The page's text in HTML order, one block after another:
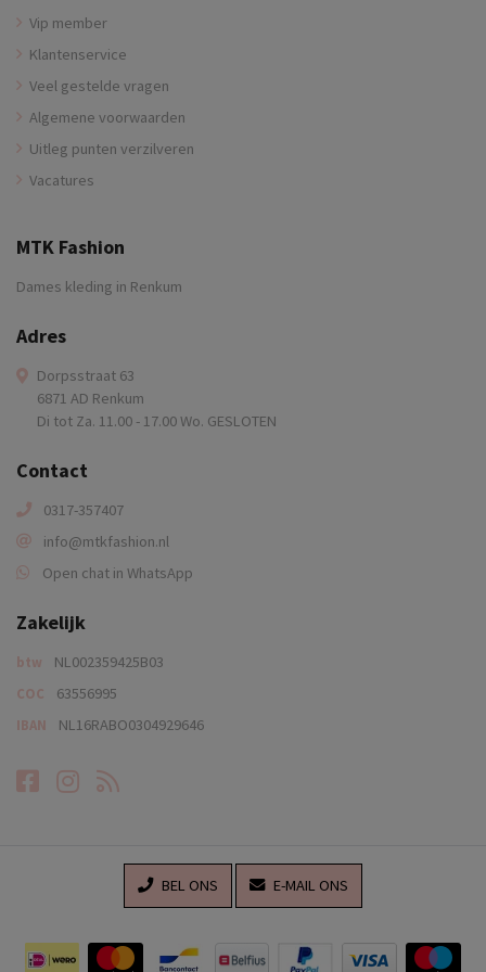
Vip member
Klantenservice
Veel gestelde vragen
Algemene voorwaarden
Uitleg punten verzilveren
Vacatures
MTK Fashion
Dames kleding in Renkum
Adres
Dorpsstraat 63
6871 AD Renkum
Di tot Za. 11.00 - 17.00 Wo. GESLOTEN
Contact
0317-357407
info@mtkfashion.nl
Open chat in WhatsApp
Zakelijk
btw NL002359425B03
COC 63556995
IBAN NL16RABO0304929646
Facebook
Instagram
RSS-feed
BEL ONS E-MAIL ONS